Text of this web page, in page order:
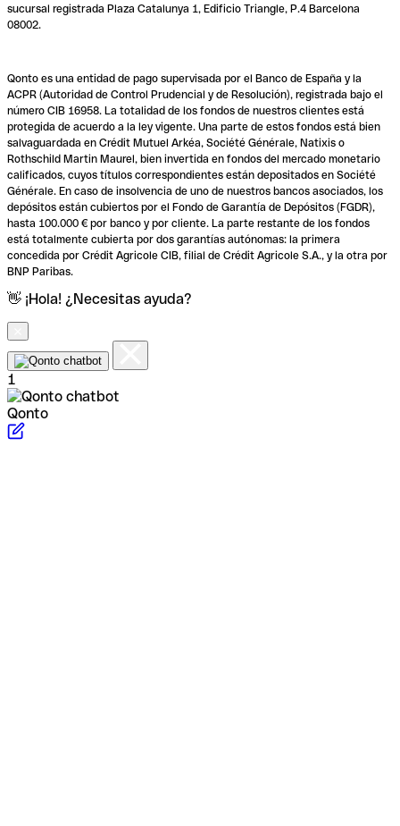
sucursal registrada Plaza Catalunya 1, Edificio Triangle, P.4 Barcelona
08002.
Qonto es una entidad de pago supervisada por el Banco de España y la
ACPR (Autoridad de Control Prudencial y de Resolución), registrada bajo el
número CIB 16958. La totalidad de los fondos de nuestros clientes está
protegida de acuerdo a la ley vigente. Una parte de estos fondos está bien
salvaguardada en Crédit Mutuel Arkéa, Société Générale, Natixis o
Rothschild Martin Maurel, bien invertida en fondos del mercado monetario
calificados, cuyos títulos correspondientes están depositados en Société
Générale. En caso de insolvencia de uno de nuestros bancos asociados, los
depósitos están cubiertos por el Fondo de Garantía de Depósitos (FGDR),
hasta 100.000 € por banco y por cliente. La parte restante de los fondos
está totalmente cubierta por dos garantías autónomas: la primera
concedida por Crédit Agricole CIB, filial de Crédit Agricole S.A., y la otra por
BNP Paribas.
👋 ¡Hola! ¿Necesitas ayuda?
1
Qonto